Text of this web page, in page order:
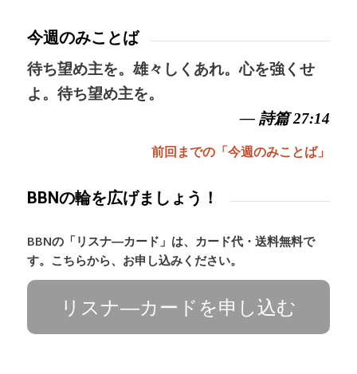
今週のみことば
待ち望め主を。雄々しくあれ。心を強くせ
よ。待ち望め主を。
— 詩篇 27:14
前回までの「今週のみことば」
BBNの輪を広げましょう！
BBNの「リスナ―カード」は、カード代・送料無料で
す。こちらから、お申し込みください。
リスナ―カードを申し込む